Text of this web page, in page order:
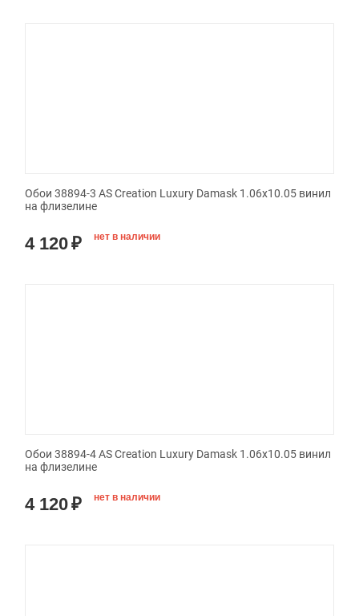
Обои 38894-3 AS Creation Luxury Damask 1.06x10.05 винил
на флизелине
4 120₽ нет в наличии
Обои 38894-4 AS Creation Luxury Damask 1.06x10.05 винил
на флизелине
4 120₽ нет в наличии